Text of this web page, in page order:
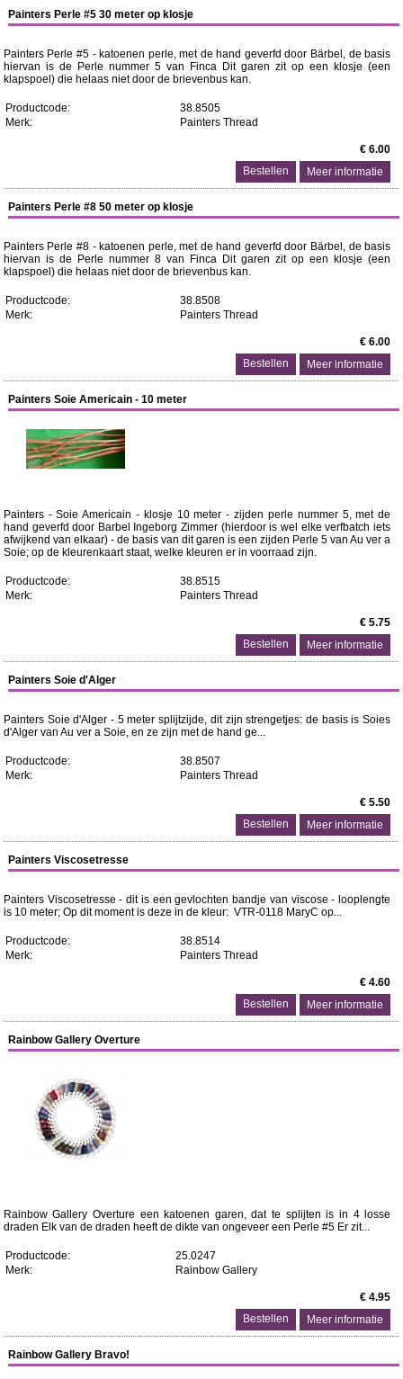
Painters Perle #5 30 meter op klosje
Painters Perle #5 - katoenen perle, met de hand geverfd door Bärbel, de basis
hiervan is de Perle nummer 5 van Finca Dit garen zit op een klosje (een
klapspoel) die helaas niet door de brievenbus kan.
Productcode:
38.8505
Merk:
Painters Thread
€ 6.00
Meer informatie
Painters Perle #8 50 meter op klosje
Painters Perle #8 - katoenen perle, met de hand geverfd door Bärbel, de basis
hiervan is de Perle nummer 8 van Finca Dit garen zit op een klosje (een
klapspoel) die helaas niet door de brievenbus kan.
Productcode:
38.8508
Merk:
Painters Thread
€ 6.00
Meer informatie
Painters Soie Americain - 10 meter
Painters - Soie Americain - klosje 10 meter - zijden perle nummer 5, met de
hand geverfd door Barbel Ingeborg Zimmer (hierdoor is wel elke verfbatch iets
afwijkend van elkaar) - de basis van dit garen is een zijden Perle 5 van Au ver a
Soie; op de kleurenkaart staat, welke kleuren er in voorraad zijn.
Productcode:
38.8515
Merk:
Painters Thread
€ 5.75
Meer informatie
Painters Soie d'Alger
Painters Soie d'Alger - 5 meter splijtzijde, dit zijn strengetjes: de basis is Soies
d'Alger van Au ver a Soie, en ze zijn met de hand ge...
Productcode:
38.8507
Merk:
Painters Thread
€ 5.50
Meer informatie
Painters Viscosetresse
Painters Viscosetresse - dit is een gevlochten bandje van viscose - looplengte
is 10 meter; Op dit moment is deze in de kleur: VTR-0118 MaryC op...
Productcode:
38.8514
Merk:
Painters Thread
€ 4.60
Meer informatie
Rainbow Gallery Overture
Rainbow Gallery Overture een katoenen garen, dat te splijten is in 4 losse
draden Elk van de draden heeft de dikte van ongeveer een Perle #5 Er zit...
Productcode:
25.0247
Merk:
Rainbow Gallery
€ 4.95
Meer informatie
Rainbow Gallery Bravo!